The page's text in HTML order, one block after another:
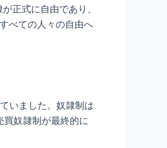
正式に自由であり、
べての人々の自由へ
いました。奴隷制は
奴隷制が最終的に